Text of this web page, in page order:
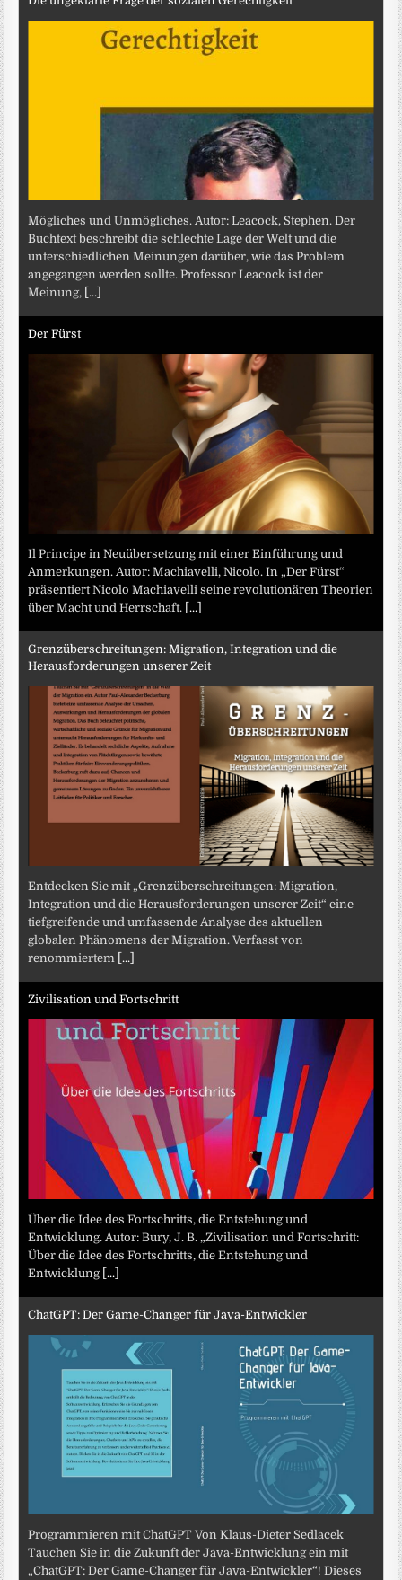
Mögliches und Unmögliches. Autor: Leacock, Stephen. Der
Buchtext beschreibt die schlechte Lage der Welt und die
unterschiedlichen Meinungen darüber, wie das Problem
angegangen werden sollte. Professor Leacock ist der
Meinung, [...]
Der Fürst
Il Principe in Neuübersetzung mit einer Einführung und
Anmerkungen. Autor: Machiavelli, Nicolo. In „Der Fürst“
präsentiert Nicolo Machiavelli seine revolutionären Theorien
über Macht und Herrschaft. [...]
Grenzüberschreitungen: Migration, Integration und die
Herausforderungen unserer Zeit
Entdecken Sie mit „Grenzüberschreitungen: Migration,
Integration und die Herausforderungen unserer Zeit“ eine
tiefgreifende und umfassende Analyse des aktuellen
globalen Phänomens der Migration. Verfasst von
renommiertem [...]
Zivilisation und Fortschritt
Über die Idee des Fortschritts, die Entstehung und
Entwicklung. Autor: Bury, J. B. „Zivilisation und Fortschritt:
Über die Idee des Fortschritts, die Entstehung und
Entwicklung [...]
ChatGPT: Der Game-Changer für Java-Entwickler
Programmieren mit ChatGPT Von Klaus-Dieter Sedlacek
Tauchen Sie in die Zukunft der Java-Entwicklung ein mit
„ChatGPT: Der Game-Changer für Java-Entwickler“! Dieses